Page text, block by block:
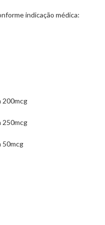
indicação médica:
200mcg
250mcg
50mcg